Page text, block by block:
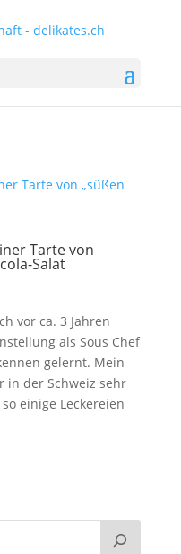
Tarte von
Salat
vor ca. 3 Jahren
als Sous Chef
gelernt. Mein
in der Schweiz sehr
einige Leckereien